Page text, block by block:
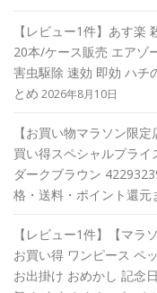
【レビュー1件】あす楽
20本/ケース販売 エアゾ
害虫駆除 速効 即効 ハチ
とめ 2026年8月10日
【お買い物マラソン限
買い得スペシャルプラ
ダークブラウン
格・送料・ポイント還元
【レビュー1件】【マラ
お買い得 ワンピース ペ
お出掛け おめかし 記念